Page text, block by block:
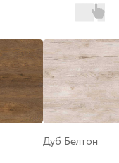
Дуб Белтон